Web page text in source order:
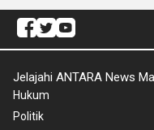
Jelajahi ANTARA News
Hukum
Politik